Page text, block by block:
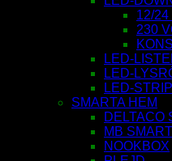
12/24
230
LED-
LED-
LED-
SMARTA HEM
DELTACO
MB
NOOKBOX